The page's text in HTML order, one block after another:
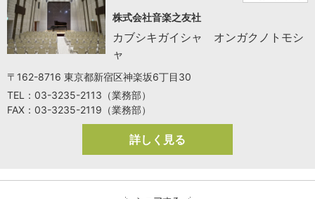
株式会社音楽之友社
カブシキガイシャ オンガクノトモシ
ャ
〒162-8716 東京都新宿区神楽坂6丁目30
TEL：03-3235-2113（業務部）
FAX：03-3235-2119（業務部）
詳しく見る